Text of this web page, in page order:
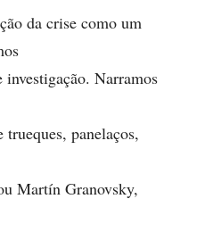
da crise como um
Narramos
trueques, panelaços,
Martín Granovsky,